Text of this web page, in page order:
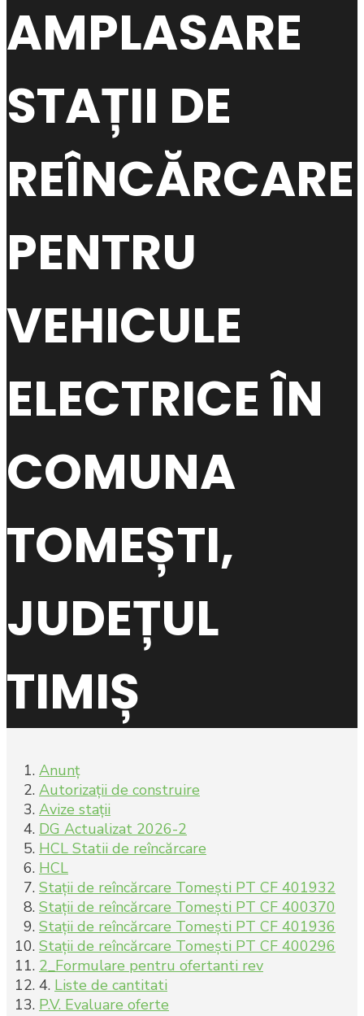
AMPLASARE
STAȚII DE
REÎNCĂRCARE
PENTRU
VEHICULE
ELECTRICE ÎN
COMUNA
TOMEȘTI,
JUDEȚUL
TIMIȘ
Anunț
Autorizații de construire
Avize stații
DG Actualizat 2026-2
HCL Statii de reîncărcare
HCL
Stații de reîncărcare Tomești PT CF 401932
Stații de reîncărcare Tomești PT CF 400370
Stații de reîncărcare Tomești PT CF 401936
Stații de reîncărcare Tomești PT CF 400296
2_Formulare pentru ofertanti rev
4. Liste de cantitati
P.V. Evaluare oferte